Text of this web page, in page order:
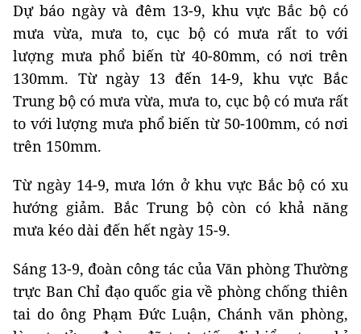
Dự báo ngày và đêm 13-9, khu vực Bắc bộ có
mưa vừa, mưa to, cục bộ có mưa rất to với
lượng mưa phổ biến từ 40-80mm, có nơi trên
130mm. Từ ngày 13 đến 14-9, khu vực Bắc
Trung bộ có mưa vừa, mưa to, cục bộ có mưa rất
to với lượng mưa phổ biến từ 50-100mm, có nơi
trên 150mm.
Từ ngày 14-9, mưa lớn ở khu vực Bắc bộ có xu
hướng giảm. Bắc Trung bộ còn có khả năng
mưa kéo dài đến hết ngày 15-9.
Sáng 13-9, đoàn công tác của Văn phòng Thường
trực Ban Chỉ đạo quốc gia về phòng chống thiên
tai do ông Phạm Đức Luận, Chánh văn phòng,